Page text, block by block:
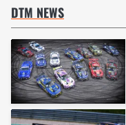
DTM NEWS